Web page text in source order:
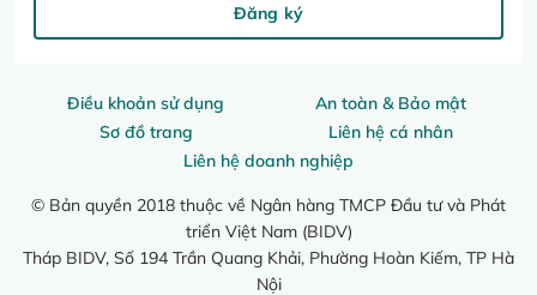
Điều khoản sử dụng
An toàn & Bảo mật
Sơ đồ trang
Liên hệ cá nhân
Liên hệ doanh nghiệp
© Bản quyền 2018 thuộc về Ngân hàng TMCP Đầu tư và Phát
triển Việt Nam (BIDV)
Tháp BIDV, Số 194 Trần Quang Khải, Phường Hoàn Kiếm, TP Hà
Nội
Đăng ký